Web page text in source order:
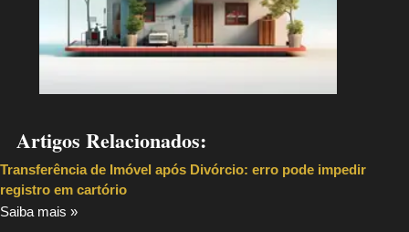
Artigos Relacionados:
Transferência de Imóvel após Divórcio: erro pode impedir
registro em cartório
Saiba mais »